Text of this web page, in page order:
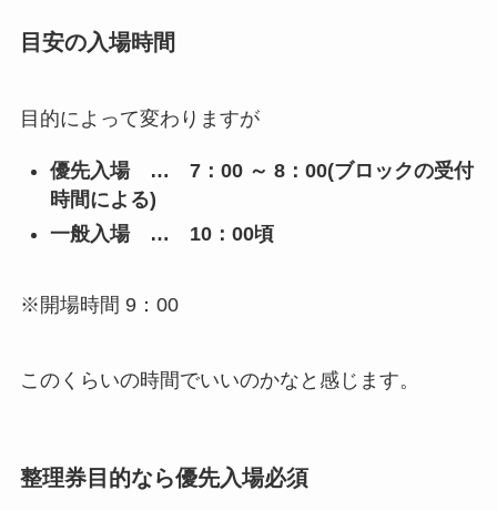
目安の入場時間
目的によって変わりますが
優先入場 … 7：00 ～ 8：00(ブロックの受付
時間による)
一般入場 … 10：00頃
※開場時間 9：00
このくらいの時間でいいのかなと感じます。
整理券目的なら優先入場必須